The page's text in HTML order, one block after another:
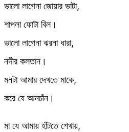
ভালো লাগেনা জোয়ার ভাটা,
শাপলা ফোটা বিল।
ভালো লাগেনা ঝরনা ধারা,
নদীর কলতান।
মনটা আমার দেখতে মাকে,
করে যে আনচাঁন।
মা যে আমায় হাঁটতে শেখায়,